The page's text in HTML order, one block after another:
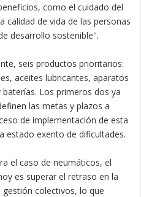
como el cuidado del
calidad de vida de las personas
desarrollo sostenible".
seis productos prioritarios:
aceites lubricantes, aparatos
Los primeros dos ya
las metas y plazos a
de implementación de esta
estado exento de dificultades.
el caso de neumáticos, el
es superar el retraso en la
colectivos, lo que